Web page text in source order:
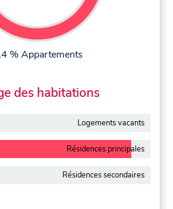
% Appartements
des habitations
Logements vacants
Résidences principales
Résidences secondaires